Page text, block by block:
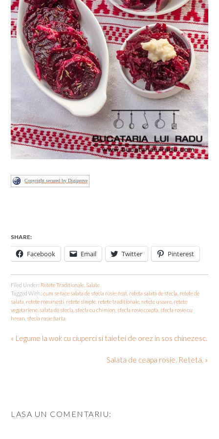
Copyright secured by Digiprove
SHARE:
Facebook Email Twitter Pinterest
Filed Under: Retete Traditionale Salate
Tagged With:cum se face salata de sfecla rosie ,feat reteta salata de sfecla retete de
salata retete romanesti retete simple retete traditionale retete usoare retete
vegetariene salata de sfecla sfecla cu chimion sfecla rosie coapta sfecla rosie cu
hrean sfecla rosie fiarta
« Legume la wok cu ciuperci si taietei de orez in sos chinezesc.
Salata de ceapa rosie. Reteta. »
LASA UN COMENTARIU: